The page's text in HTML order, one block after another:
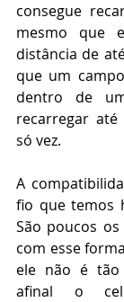
consegue
mesmo que
distância de
que um
dentro de
recarregar
só vez.
A
fio que temos
São poucos
com esse
ele não é tão
afinal o